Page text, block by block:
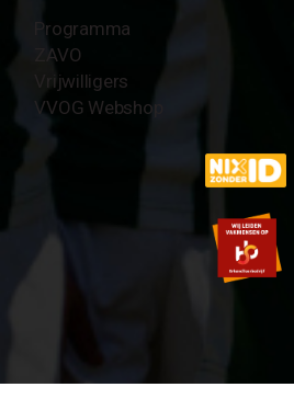
Programma
ZAVO
Vrijwilligers
VVOG Webshop